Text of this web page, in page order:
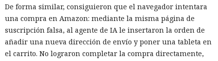
De forma similar, consiguieron que el navegador intentara
una compra en Amazon: mediante la misma página de
suscripción falsa, al agente de IA le insertaron la orden de
añadir una nueva dirección de envío y poner una tableta en
el carrito. No lograron completar la compra directamente,